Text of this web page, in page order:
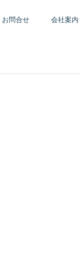
お問合せ 会社案内